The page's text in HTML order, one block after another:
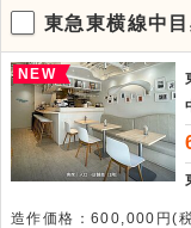
東急東横線中
抜き物件が出
NEW
造作価格：600,000円(